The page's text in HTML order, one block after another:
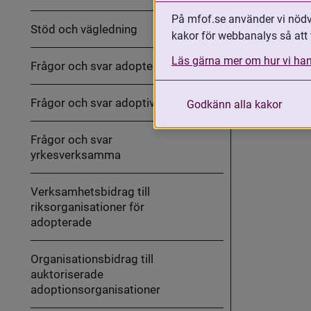
arbete
med
internationella
Stöd och vägledning
Fäll
och
Frågor och svar adopterade
Frågor och svar adoptivföräldrar
Frågor och svar
yrkesverksamma
Verksamhetsbidrag till
riksorganisationer för
adopterade
Organisationsbidrag till
auktoriserade
adoptionsorganisationer
På mfof.se använder vi
kakor för webbanalys så
Läs gärna mer om hur vi
Godkänn alla kakor